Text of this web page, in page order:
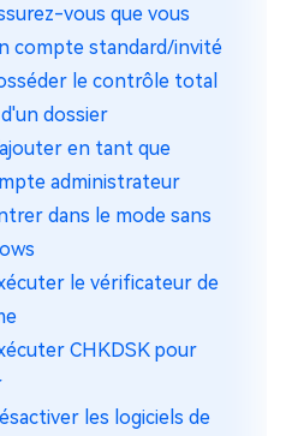
vous que vous
compte standard/invité
le contrôle total
dossier
en tant que
administrateur
dans le mode sans
le vérificateur de
CHKDSK pour
les logiciels de